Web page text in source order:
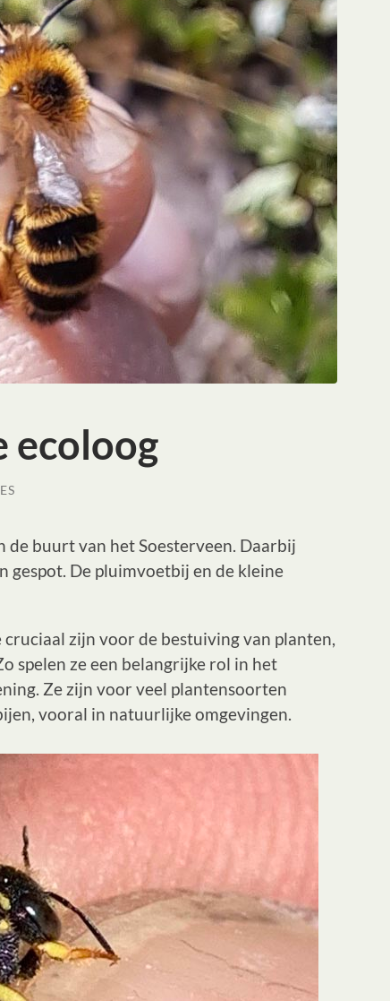
ecoloog
de buurt van het Soesterveen. Daarbij
De pluimvoetbij en de kleine
zijn voor de bestuiving van planten,
spelen ze een belangrijke rol in het
Ze zijn voor veel plantensoorten
vooral in natuurlijke omgevingen.